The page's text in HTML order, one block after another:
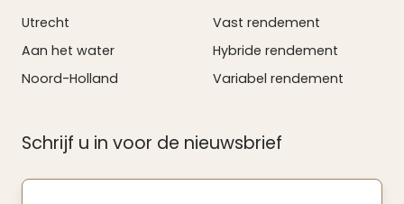
Utrecht
Aan het water
Noord-Holland
Vast rendement
Hybride rendement
Variabel rendement
Schrijf u in voor de nieuwsbrief
Uw